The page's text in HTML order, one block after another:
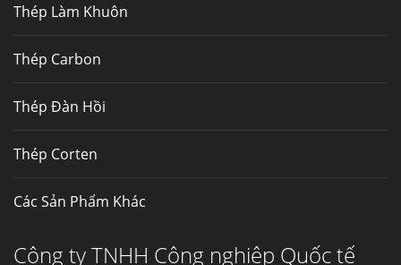
Thép Làm Khuôn
Thép Carbon
Thép Đàn Hồi
Thép Corten
Các Sản Phẩm Khác
Công ty TNHH Công nghiệp Quốc tế